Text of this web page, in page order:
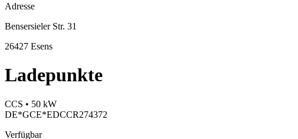
Adresse
Bensersieler Str. 31
26427 Esens
Ladepunkte
CCS • 50 kW
DE*GCE*EDCCR274372
Verfügbar